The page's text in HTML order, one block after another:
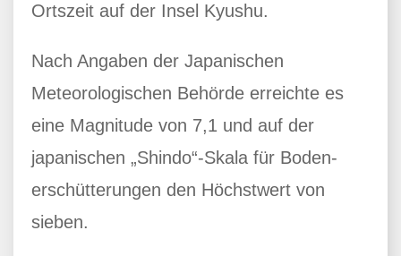
Ortszeit auf der Insel Kyushu.
Nach Angaben der Japanischen
Meteorologischen Behörde erreichte es
eine Magnitude von 7,1 und auf der
japanischen „Shindo“-Skala für Boden-
erschütterungen den Höchstwert von
sieben.